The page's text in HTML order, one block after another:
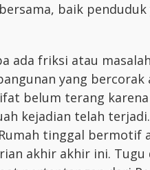
baik
ada friksi atau
yang bercorak
belum terang
kejadian telah terjadi.
tinggal bermotif
akhir akhir ini. Tugu